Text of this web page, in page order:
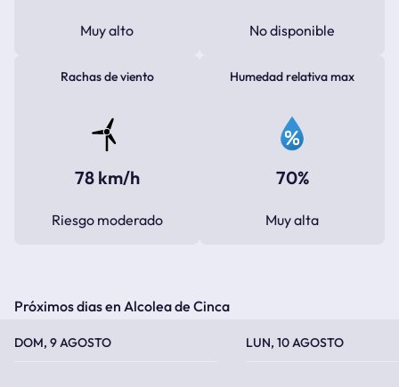
Muy alto No disponible
Rachas de viento
78 km/h
Riesgo moderado
Humedad relativa max
70%
Muy alta
Próximos dias en Alcolea de Cinca
DOM, 9 AGOSTO LUN, 10 AGOSTO